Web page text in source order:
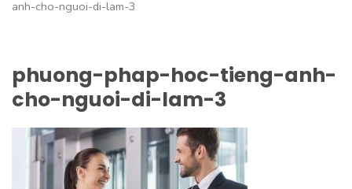
anh-cho-nguoi-di-lam-3
phuong-phap-hoc-tieng-anh-
cho-nguoi-di-lam-3